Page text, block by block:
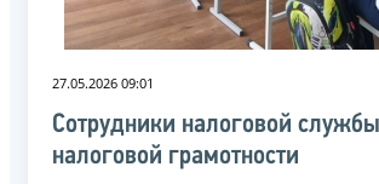
27.05.2026 09:01
Сотрудники налоговой
налоговой грамотности